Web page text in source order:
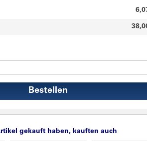
gekauft haben, kauften auch